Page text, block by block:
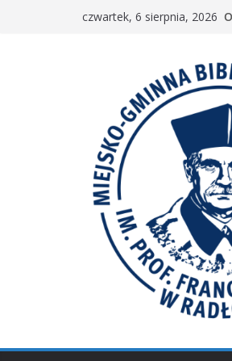
czwartek, 6 sierpnia, 2026